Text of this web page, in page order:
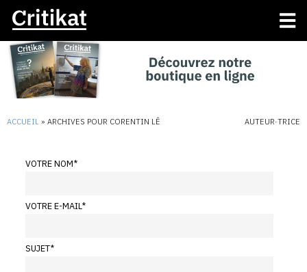
ACCUEIL » ARCHIVES POUR CORENTIN LÊ AUTEUR·TRICE
VOTRE NOM*
VOTRE E-MAIL*
SUJET*